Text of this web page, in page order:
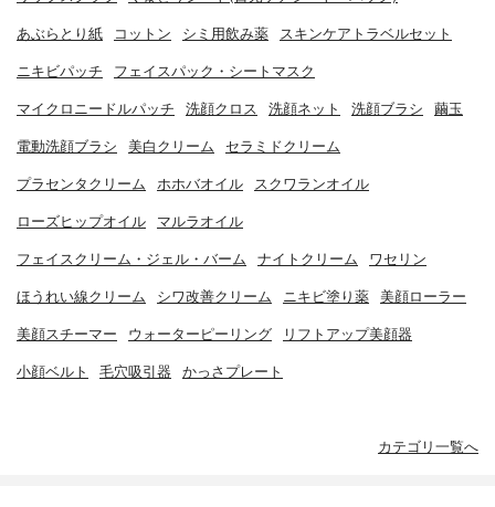
あぶらとり紙 コットン シミ用飲み薬 スキンケアトラベルセット
ニキビパッチ フェイスパック・シートマスク
マイクロニードルパッチ 洗顔クロス 洗顔ネット 洗顔ブラシ 繭玉
電動洗顔ブラシ 美白クリーム セラミドクリーム
プラセンタクリーム ホホバオイル スクワランオイル
ローズヒップオイル マルラオイル
フェイスクリーム・ジェル・バーム ナイトクリーム ワセリン
ほうれい線クリーム シワ改善クリーム ニキビ塗り薬 美顔ローラー
美顔スチーマー ウォーターピーリング リフトアップ美顔器
小顔ベルト 毛穴吸引器 かっさプレート
カテゴリ一覧へ